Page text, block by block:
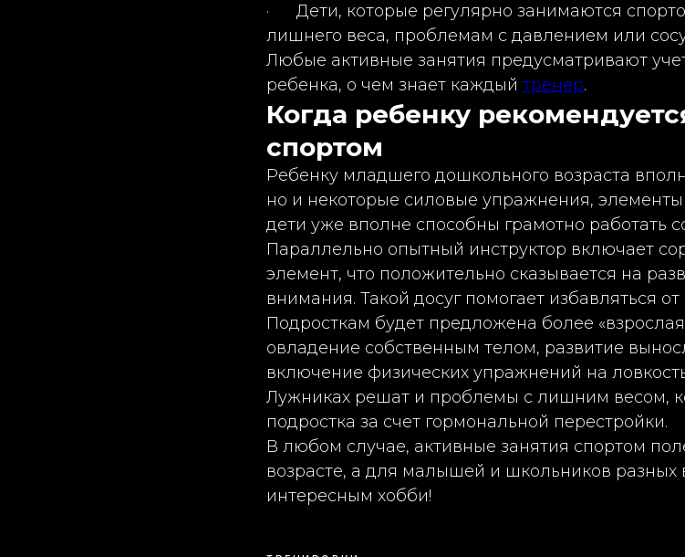
· Дети, которые регулярно занимаются
лишнего веса, проблемам с давлением или
Любые активные занятия предусматривают
ребенка, о чем знает каждый тренер.
Когда ребенку
спортом
Ребенку младшего дошкольного возраста
но и некоторые силовые упражнения, элементы
дети уже вполне способны грамотно работать
Параллельно опытный инструктор включает
элемент, что положительно сказывается на
внимания. Такой досуг помогает избавляться
Подросткам будет предложена более
овладение собственным телом, развитие
включение физических упражнений на
Лужниках решат и проблемы с лишним весом,
подростка за счет гормональной перестройки.
В любом случае, активные занятия спортом
возрасте, а для малышей и школьников разных
интересным хобби!